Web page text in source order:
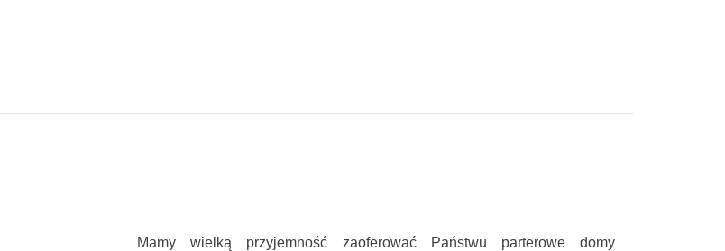
Mamy wielką przyjemność zaoferować Państwu parterowe domy